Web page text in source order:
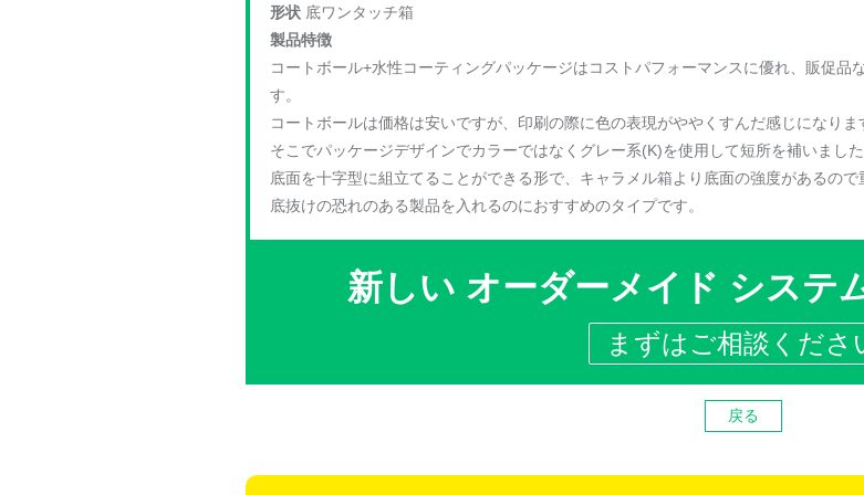
形状 底ワンタッチ箱
製品特徴
コートボール+水性コーティングパッケージはコストパフォーマンスに優れ、販促
す。
コートボールは価格は安いですが、印刷の際に色の表現がややくすんだ感じになりま
そこでパッケージデザインでカラーではなくグレー系(K)を使用して短所を補いました
底面を十字型に組立てることができる形で、キャラメル箱より底面の強度があるので
底抜けの恐れのある製品を入れるのにおすすめのタイプです。
新しい オーダーメイド システ
まずはご相談くださ
戻る